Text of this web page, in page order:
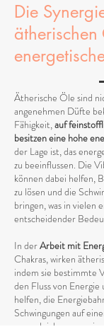
Die
ätherischen
Ätherische Öle sind
angenehmen Düfte
Fähigkeit,auf
besitzen eine hohe
der Lage ist, das
zu beeinflussen. Die
können dabei helfen,
zu lösen und die
bringen, was in vielen
entscheidender
In derArbeit mit
Chakras, wirken
indem sie bestimmte
den Fluss von
helfen, die
Schwingungen auf
auszugleichen, was